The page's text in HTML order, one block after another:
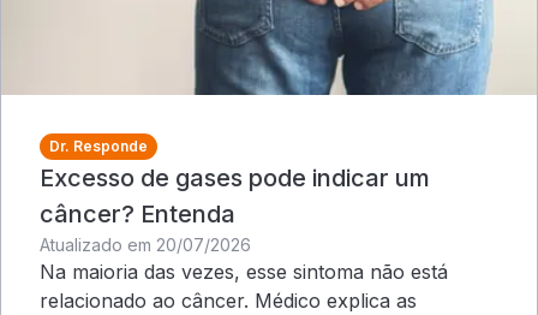
Dr. Responde
Excesso de gases pode indicar um
câncer? Entenda
Atualizado em 20/07/2026
Na maioria das vezes, esse sintoma não está
relacionado ao câncer. Médico explica as